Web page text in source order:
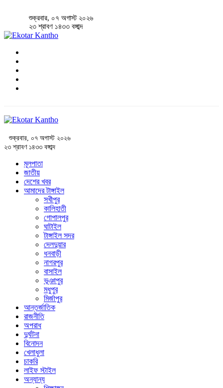
শুক্রবার, ০৭ অগাস্ট ২০২৬
২৩ শ্রাবণ ১৪৩৩ বঙ্গাব্দ
শুক্রবার, ০৭ অগাস্ট ২০২৬
২৩ শ্রাবণ ১৪৩৩ বঙ্গাব্দ
মূলপাতা
জাতীয়
দেশের খবর
আমাদের টাঙ্গাইল
সখীপুর
কালিহাতী
গোপালপুর
ঘাটাইল
টাঙ্গাইল সদর
দেলদুয়ার
ধনবাড়ী
নাগরপুর
বাসাইল
ভূঞাপুর
মধুপুর
মির্জাপুর
আন্তর্জাতিক
রাজনীতি
অপরাধ
দুর্ঘটনা
বিনোদন
খেলাধুলা
চাকরি
লাইফ স্টাইল
অন্যান্য